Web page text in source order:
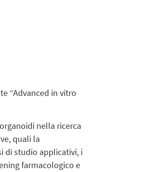
“Advanced in vitro
nella ricerca
quali la
di studio applicativi, i
farmacologico e